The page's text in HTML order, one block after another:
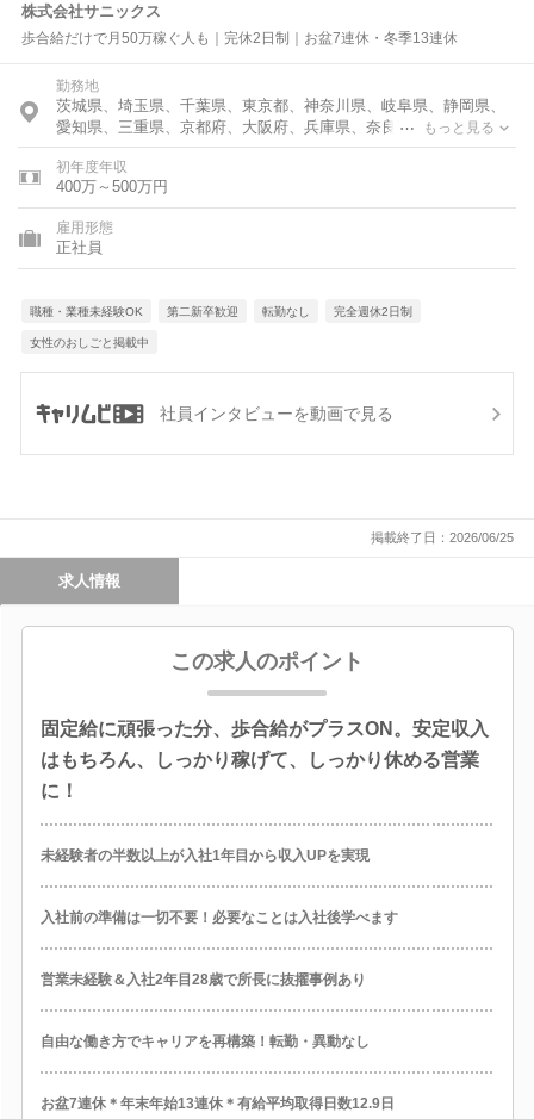
株式会社サニックス
歩合給だけで月50万稼ぐ人も｜完休2日制｜お盆7連休・冬季13連休
勤務地
茨城県、埼玉県、千葉県、東京都、神奈川県、岐阜県、静岡県、
愛知県、三重県、京都府、大阪府、兵庫県、奈良県、和歌山県、
島根県、岡山県、広島県、山口県、徳島県、香川県、愛媛県、高
知県、福岡県、佐賀県、長崎県、熊本県、大分県、宮崎県、鹿児
島県
もっと見る
初年度年収
400万～500万円
雇用形態
正社員
職種・業種未経験OK 第二新卒歓迎 転勤なし 完全週休2日制
女性のおしごと掲載中
社員インタビューを動画で見る
掲載終了日：2026/06/25
求人情報
この求人のポイント
固定給に頑張った分、歩合給がプラスON。安定収入
はもちろん、しっかり稼げて、しっかり休める営業
に！
未経験者の半数以上が入社1年目から収入UPを実現
入社前の準備は一切不要！必要なことは入社後学べます
営業未経験＆入社2年目28歳で所長に抜擢事例あり
自由な働き方でキャリアを再構築！転勤・異動なし
お盆7連休＊年末年始13連休＊有給平均取得日数12.9日